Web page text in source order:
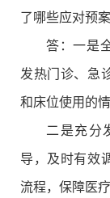
了哪些应对预案
答：一是
发热门诊、急
和床位使用的情
二是充分
导，及时有效
流程，保障医